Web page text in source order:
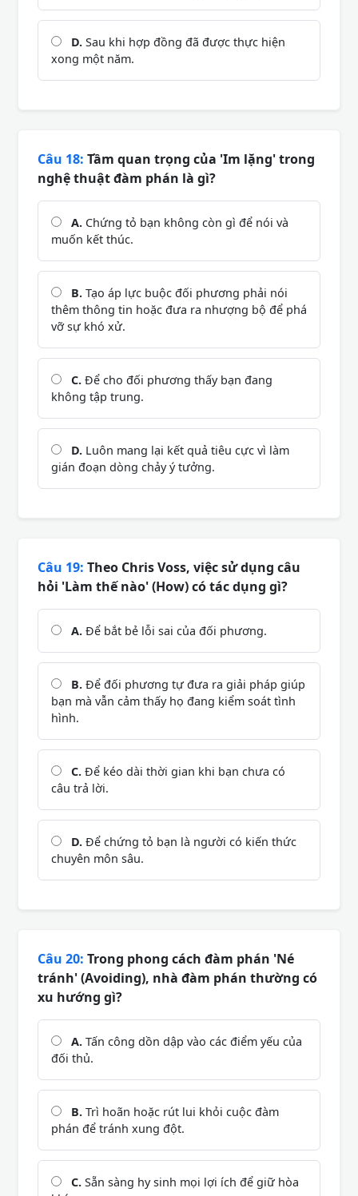
D. Sau khi hợp đồng đã được thực hiện
xong một năm.
Câu 18: Tầm quan trọng của 'Im lặng' trong
nghệ thuật đàm phán là gì?
A. Chứng tỏ bạn không còn gì để nói và
muốn kết thúc.
B. Tạo áp lực buộc đối phương phải nói
thêm thông tin hoặc đưa ra nhượng bộ để phá
vỡ sự khó xử.
C. Để cho đối phương thấy bạn đang
không tập trung.
D. Luôn mang lại kết quả tiêu cực vì làm
gián đoạn dòng chảy ý tưởng.
Câu 19: Theo Chris Voss, việc sử dụng câu
hỏi 'Làm thế nào' (How) có tác dụng gì?
A. Để bắt bẻ lỗi sai của đối phương.
B. Để đối phương tự đưa ra giải pháp giúp
bạn mà vẫn cảm thấy họ đang kiểm soát tình
hình.
C. Để kéo dài thời gian khi bạn chưa có
câu trả lời.
D. Để chứng tỏ bạn là người có kiến thức
chuyên môn sâu.
Câu 20: Trong phong cách đàm phán 'Né
tránh' (Avoiding), nhà đàm phán thường có
xu hướng gì?
A. Tấn công dồn dập vào các điểm yếu của
đối thủ.
B. Trì hoãn hoặc rút lui khỏi cuộc đàm
phán để tránh xung đột.
C. Sẵn sàng hy sinh mọi lợi ích để giữ hòa